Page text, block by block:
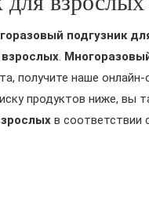
подгузник
.
получите наше
продуктов ниже, вы
в соответствии